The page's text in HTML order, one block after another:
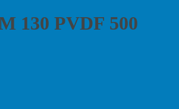
130 PVDF 500